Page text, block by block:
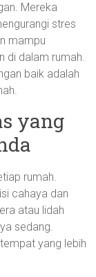
Mereka
stres
mampu
di dalam rumah.
baik adalah
yang
rumah.
cahaya dan
atau lidah
sedang.
yang lebih